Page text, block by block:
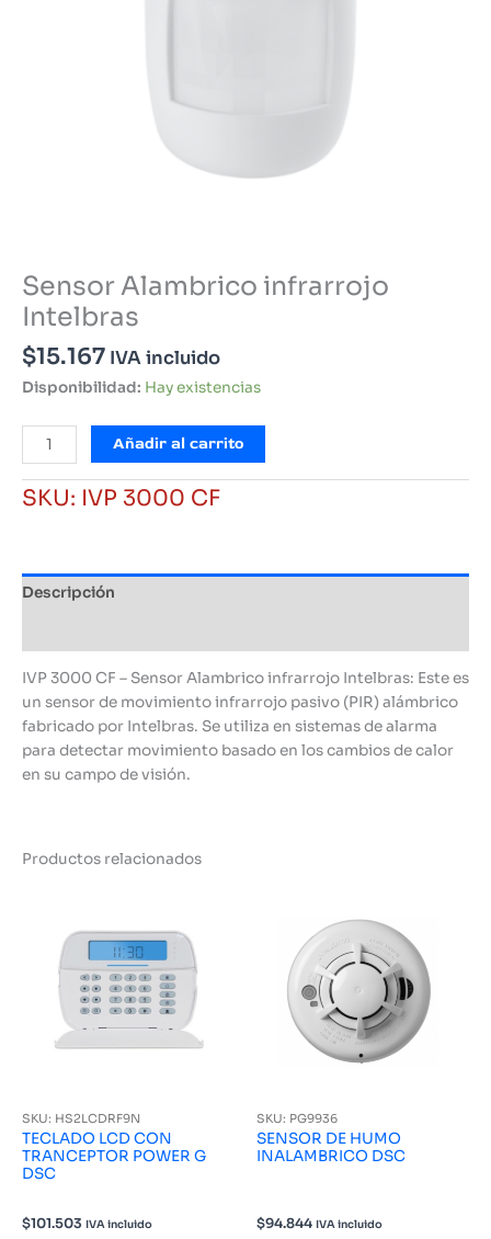
Sensor Alambrico infrarrojo
Intelbras
$15.167 IVA incluido
Disponibilidad: Hay existencias
Sensor
Alambrico
infrarrojo
Intelbras
Añadir al carrito
SKU: IVP 3000 CF
Descripción
IVP 3000 CF – Sensor Alambrico infrarrojo Intelbras: Este es
un sensor de movimiento infrarrojo pasivo (PIR) alámbrico
fabricado por Intelbras. Se utiliza en sistemas de alarma
para detectar movimiento basado en los cambios de calor
en su campo de visión.
Productos relacionados
SKU: HS2LCDRF9N
TECLADO LCD CON
TRANCEPTOR POWER G
DSC
$101.503 IVA incluido
SKU: PG9936
SENSOR DE HUMO
INALAMBRICO DSC
$94.844 IVA incluido